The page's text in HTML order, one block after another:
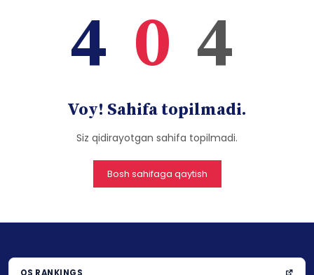
4 0 4
Voy! Sahifa topilmadi.
Siz qidirayotgan sahifa topilmadi.
Bosh sahifaga qaytish
QS RANKINGS